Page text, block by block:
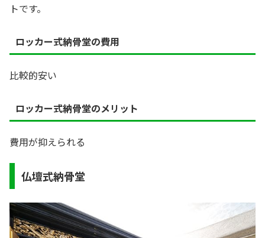
トです。
ロッカー式納骨堂の費用
比較的安い
ロッカー式納骨堂のメリット
費用が抑えられる
仏壇式納骨堂